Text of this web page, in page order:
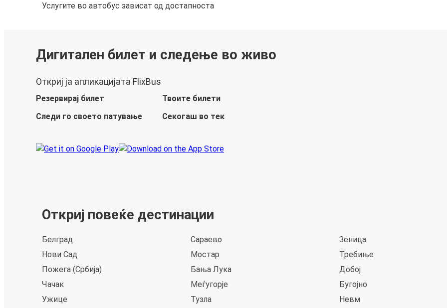
Услугите во автобус зависат од достапноста
Дигитален билет и следење во живо
Откриј ја апликацијата FlixBus
Резервирај билет
Твоите билети
Следи го своето патување
Секогаш во тек
Откриј повеќе дестинации
Белград
Нови Сад
Пожега (Србија)
Чачак
Ужице
Сараево
Мостар
Бања Лука
Меѓугорје
Тузла
Зеница
Требиње
Добој
Бугојно
Невм